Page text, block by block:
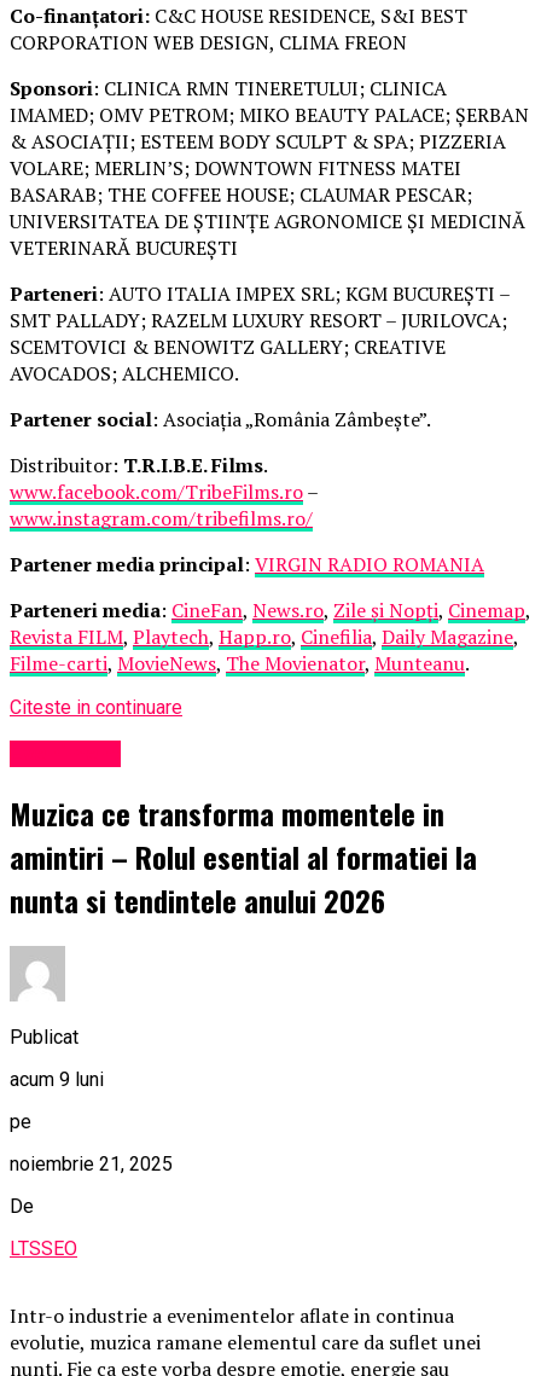
Co-finanțatori: C&C HOUSE RESIDENCE, S&I BEST
CORPORATION WEB DESIGN, CLIMA FREON
Sponsori: CLINICA RMN TINERETULUI; CLINICA
IMAMED; OMV PETROM; MIKO BEAUTY PALACE; ȘERBAN
& ASOCIAȚII; ESTEEM BODY SCULPT & SPA; PIZZERIA
VOLARE; MERLIN’S; DOWNTOWN FITNESS MATEI
BASARAB; THE COFFEE HOUSE; CLAUMAR PESCAR;
UNIVERSITATEA DE ȘTIINȚE AGRONOMICE ȘI MEDICINĂ
VETERINARĂ BUCUREȘTI
Parteneri: AUTO ITALIA IMPEX SRL; KGM BUCUREȘTI –
SMT PALLADY; RAZELM LUXURY RESORT – JURILOVCA;
SCEMTOVICI & BENOWITZ GALLERY; CREATIVE
AVOCADOS; ALCHEMICO.
Partener social: Asociația „România Zâmbește”.
Distribuitor: T.R.I.B.E. Films.
www.facebook.com/TribeFilms.ro–
www.instagram.com/tribefilms.ro/
Partener media principal: VIRGIN RADIO ROMANIA
Parteneri media: CineFan, News.ro, Zile și Nopți, Cinemap,
Revista FILM, Playtech, Happ.ro, Cinefilia, Daily Magazine,
Filme-carti, MovieNews, The Movienator, Munteanu.
Citeste in continuare
Muzica ce transforma momentele in
amintiri – Rolul esential al formatiei la
nunta si tendintele anului 2026
Publicat
acum 9 luni
pe
noiembrie 21, 2025
De
LTSSEO
Intr-o industrie a evenimentelor aflate in continua
evolutie, muzica ramane elementul care da suflet unei
nunti. Fie ca este vorba despre emotie, energie sau